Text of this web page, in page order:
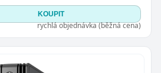
KOUPIT
rychlá objednávka (běžná cena)